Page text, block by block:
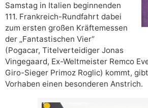
Samstag in Italien beginnenden
111. Frankreich-Rundfahrt dabei
zum ersten großen Kräftemessen
der „Fantastischen Vier“
(Pogacar, Titelverteidiger Jonas
Vingegaard, Ex-Weltmeister Remco
Giro-Sieger Primoz Roglic) kommt,
Vorhaben einen besonderen Anstrich.